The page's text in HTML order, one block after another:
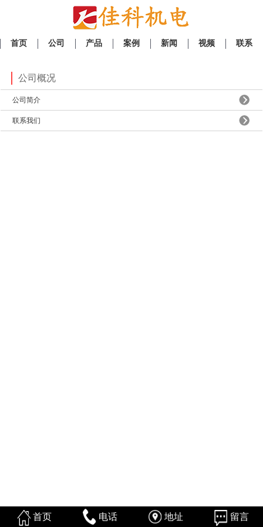
首页 公司 产品 案例 新闻 视频 联系
公司概况
公司简介
联系我们
首页 电话 地址 留言